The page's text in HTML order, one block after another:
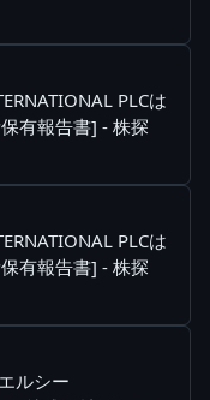
PLCは
有報告書] - 株探
PLCは
有報告書] - 株探
ルシー